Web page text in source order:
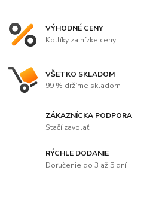
VÝHODNÉ CENY
Kotlíky za nízke ceny
VŠETKO SKLADOM
99 % držíme skladom
ZÁKAZNÍCKA PODPORA
Stačí zavolať
RÝCHLE DODANIE
Doručenie do 3 až 5 dní